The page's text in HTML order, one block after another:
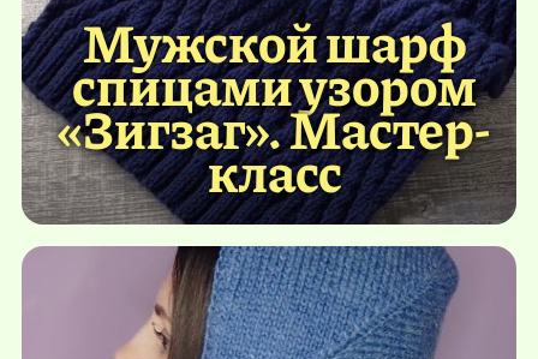
Мужской шарф
спицами узором
«Зигзаг». Мастер-
класс